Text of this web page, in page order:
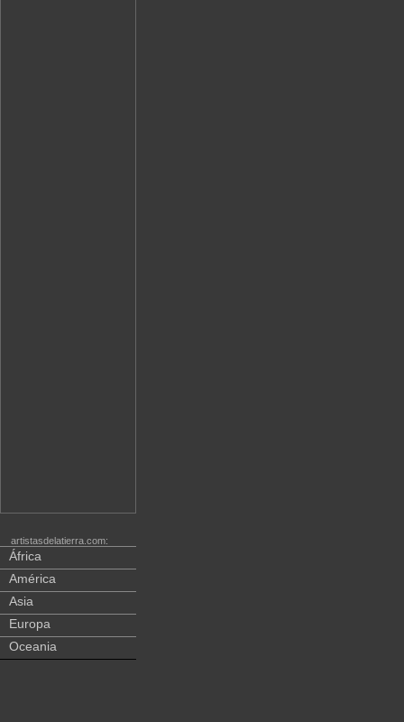
artistasdelatierra.com:
África
América
Asia
Europa
Oceania